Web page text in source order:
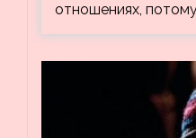
отношениях,